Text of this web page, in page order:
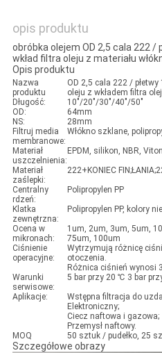
WYCENĘ
SITEMAP
PRIVACY
POLICY
opis produktu
obróbka olejem OD 2,5 cala 222 /
wkład filtra oleju z materiału
Opis produktu
Nazwa
produktu
OD 2,5 cala 222 /
oleju z wkładem filtra
Długość:
10"/20"/30"/40"/50"
OD:
64mm
NS:
28mm
Filtruj media
membranowe:
Włókno szklane,
Materiał
uszczelnienia:
EPDM, silikon, NBR, Viton
Materiał
zaślepki:
222+KONIEC
Centralny
rdzeń:
Polipropylen PP
Klatka
zewnętrzna:
Polipropylen PP, kolory
Ocena w
mikronach:
1um, 2um, 3um, 5um,
75um, 100um
Ciśnienie
operacyjne:
Wytrzymują różnicę
otoczenia.
Różnica ciśnień wynosi
Warunki
serwisowe:
5 bar przy 20 ℃ 3 bar
Aplikacje:
Wstępna filtracja do
Elektroniczny;
Ciecz naftowa i gazowa;
Przemysł naftowy.
MOQ
50 sztuk / pudełko, 25
Szczegółowe obrazy